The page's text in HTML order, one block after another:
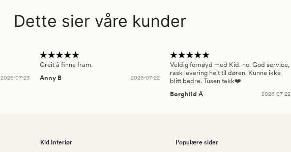
Dette sier våre kunder
2026-07-23
Greit å finne fram.
Anny B
2026-07-22
Veldig fornøyd med Kid. no. God service,
rask levering helt til døren. Kunne ikke
blitt bedre. Tusen takk❤️
Borghild Å
2026-07-22
Kid Interiør Populære sider